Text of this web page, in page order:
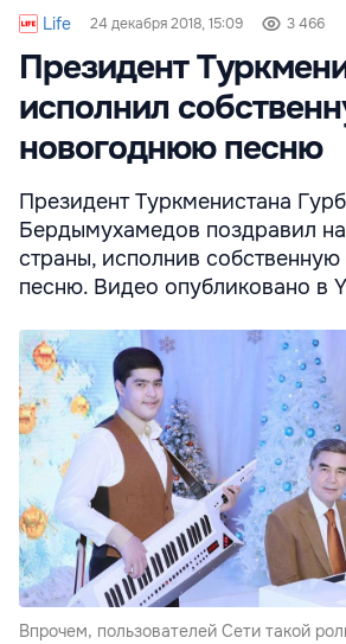
Life 24 декабря 2018, 15:09 3 466
Президент
исполнил
новогоднюю песню
Президент Туркменистана
Бердымухамедов поздравил
страны, исполнив
песню. Видео опубликовано в
Впрочем, пользователей Сети такой